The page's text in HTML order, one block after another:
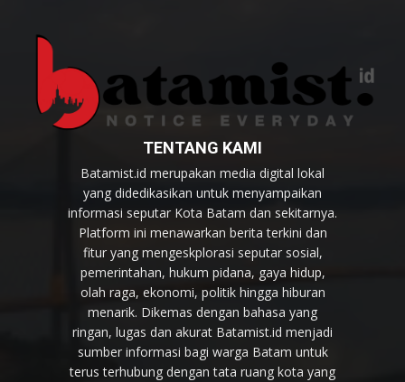
TENTANG KAMI
Batamist.id merupakan media digital lokal
yang didedikasikan untuk menyampaikan
informasi seputar Kota Batam dan sekitarnya.
Platform ini menawarkan berita terkini dan
fitur yang mengeskplorasi seputar sosial,
pemerintahan, hukum pidana, gaya hidup,
olah raga, ekonomi, politik hingga hiburan
menarik. Dikemas dengan bahasa yang
ringan, lugas dan akurat Batamist.id menjadi
sumber informasi bagi warga Batam untuk
terus terhubung dengan tata ruang kota yang